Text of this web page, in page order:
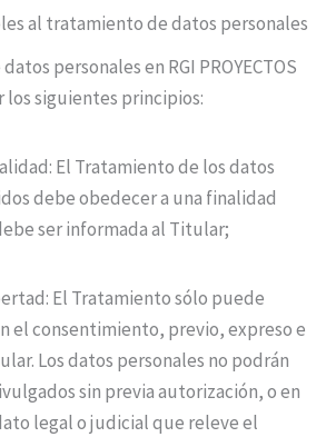
al tratamiento de datos personales
personales en RGI PROYECTOS
los siguientes principios:
El Tratamiento de los datos
debe obedecer a una finalidad
ser informada al Titular;
El Tratamiento sólo puede
el consentimiento, previo, expreso e
Los datos personales no podrán
sin previa autorización, o en
legal o judicial que releve el